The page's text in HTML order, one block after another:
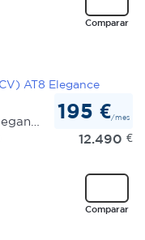
Comparar
195 €/mes
12.490 €
Comparar